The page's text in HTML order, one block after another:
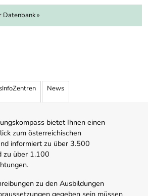
Datenbank »
News
bietet Ihnen einen
zum österreichischen
informiert zu über 3.500
zu über 1.100
zu den Ausbildungen